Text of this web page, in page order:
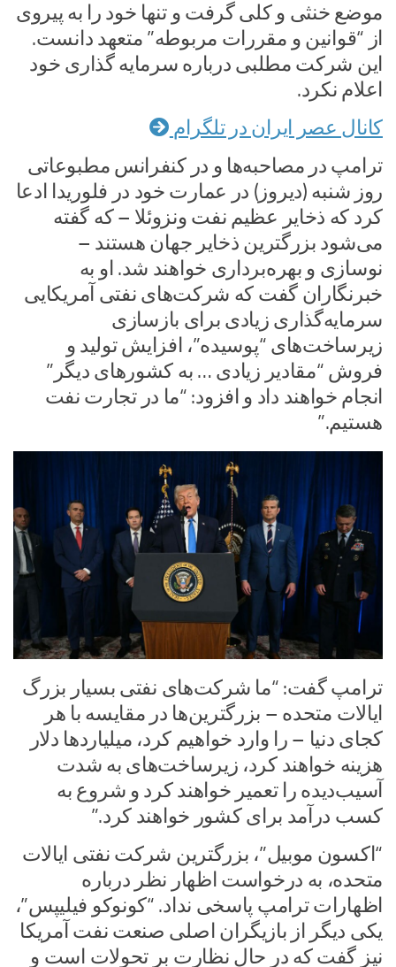
موضع خنثی و کلی گرفت و تنها خود را به پیروی
از “قوانین و مقررات مربوطه” متعهد دانست.
این شرکت مطلبی درباره سرمایه گذاری خود
اعلام نکرد.
کانال عصر ایران در تلگرام
ترامپ در مصاحبه‌ها و در کنفرانس مطبوعاتی
روز شنبه (دیروز) در عمارت خود در فلوریدا ادعا
کرد که ذخایر عظیم نفت ونزوئلا – که گفته
می‌شود بزرگترین ذخایر جهان هستند –
نوسازی و بهره‌برداری خواهند شد. او به
خبرنگاران گفت که شرکت‌های نفتی آمریکایی
سرمایه‌گذاری زیادی برای بازسازی
زیرساخت‌های “پوسیده”، افزایش تولید و
فروش “مقادیر زیادی … به کشورهای دیگر”
انجام خواهند داد و افزود: “ما در تجارت نفت
هستیم.”
ترامپ گفت: “ما شرکت‌های نفتی بسیار بزرگ
ایالات متحده – بزرگترین‌ها در مقایسه با هر
کجای دنیا – را وارد خواهیم کرد، میلیاردها دلار
هزینه خواهند کرد، زیرساخت‌های به شدت
آسیب‌دیده را تعمیر خواهند کرد و شروع به
کسب درآمد برای کشور خواهند کرد.”
“اکسون موبیل”، بزرگترین شرکت نفتی ایالات
متحده، به درخواست اظهار نظر درباره
اظهارات ترامپ پاسخی نداد. “کونوکو فیلیپس”،
یکی دیگر از بازیگران اصلی صنعت نفت آمریکا
نیز گفت که در حال نظارت بر تحولات است و